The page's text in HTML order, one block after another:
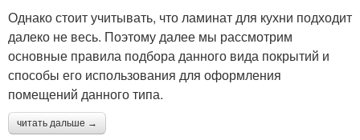
Однако стоит учитывать, что ламинат для кухни подходит
далеко не весь. Поэтому далее мы рассмотрим
основные правила подбора данного вида покрытий и
способы его использования для оформления
помещений данного типа.
читать дальше →